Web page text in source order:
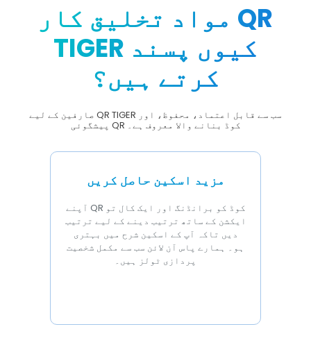
مواد تخلیق کار QR
TIGER کیوں پسند
کرتے ہیں؟
صارفین کے لیے QR TIGER سب سے قابل اعتماد، محفوظ، اور
پیشگوئی QR کوڈ بنانے والا معروف ہے۔
مزید اسکین حاصل کریں
آپنے QR کوڈ کو برانڈنگ اور ایک کال تو
ایکشن کے ساتھ ترتیب دینے کے لیے ترتیب
دیں تاکہ آپ کے اسکین شرح میں بہتری
ہو۔ ہمارے پاس آن لائن سب سے مکمل شخصیت
پردازی ٹولز ہیں۔